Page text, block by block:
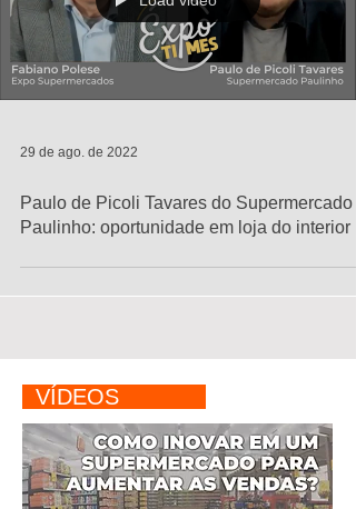
29 de ago. de 2022
Paulo de Picoli Tavares do Supermercado
Paulinho: oportunidade em loja do interior
VÍDEOS